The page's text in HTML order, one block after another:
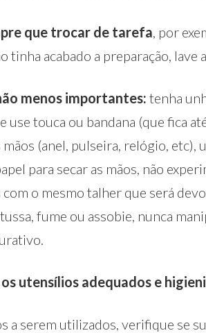
que trocar de tarefa, por
tinha acabado a preparação, lave
menos importantes: tenha
use touca ou bandana (que fica
(anel, pulseira, relógio, etc),
para secar as mãos, não
o mesmo talher que será
fume ou assobie, nunca
os utensílios adequados e
a serem utilizados, verifique se